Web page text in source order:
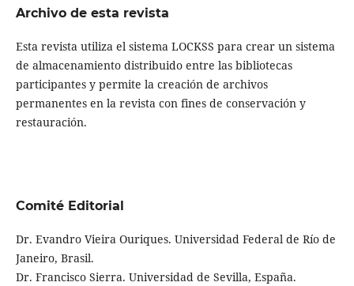
Archivo de esta revista
Esta revista utiliza el sistema LOCKSS para crear un sistema
de almacenamiento distribuido entre las bibliotecas
participantes y permite la creación de archivos
permanentes en la revista con fines de conservación y
restauración.
Comité Editorial
Dr. Evandro Vieira Ouriques. Universidad Federal de Río de
Janeiro, Brasil.
Dr. Francisco Sierra. Universidad de Sevilla, España.